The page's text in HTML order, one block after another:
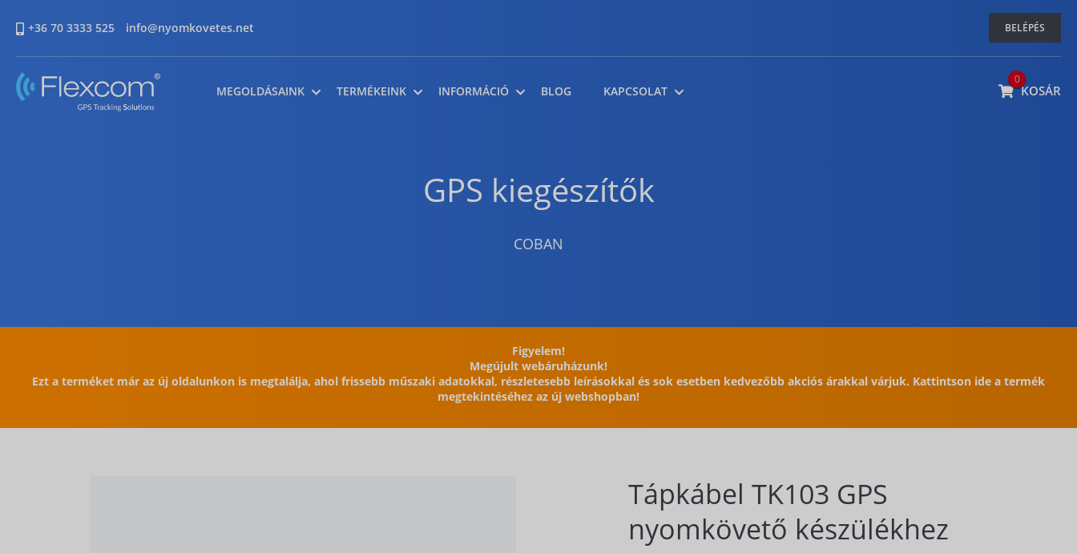
+36 70 3333 525 info@nyomkovetes.net BELÉPÉS
MEGOLDÁSAINK TERMÉKEINK INFORMÁCIÓ BLOG KAPCSOLAT
0
KOSÁR
GPS kiegészítők
COBAN
Figyelem!
Megújult webáruházunk!
Ezt a terméket már az új oldalunkon is megtalálja, ahol frissebb műszaki adatokkal, részletesebb leírásokkal és sok esetben kedvezőbb akciós árakkal várjuk. Kattintson ide a termék
megtekintéséhez az új webshopban!
Tápkábel TK103 GPS
nyomkövető készülékhez